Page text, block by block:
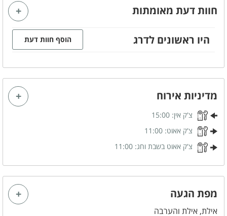
קהל יעד
ציבור דתי
לא מתאים למסיבות
מטבח מאובזר
כיריים חשמליות
מתקן מים
מדיח כלים
חוות דעת מאומתות
היו ראשונים לדרג הוסף חוות דעת
מדיניות אירוח
צ'ק אין: 15:00
צ'ק אאוט: 11:00
צ'ק אאוט בשבת וחג: 11:00
מפת הגעה
אילת, אילת והערבה